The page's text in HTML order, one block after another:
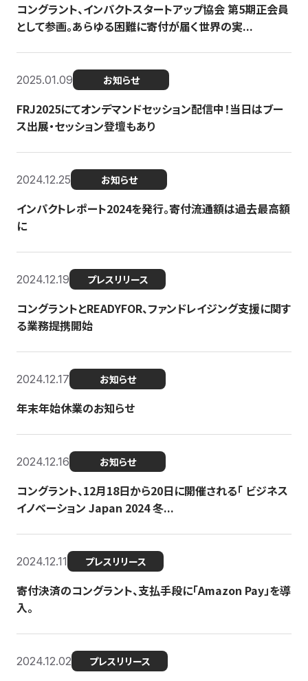
コングラント、インパクトスタートアップ協会 第5期正会員
として参画。あらゆる困難に寄付が届く世界の実...
2025.01.09 お知らせ
FRJ2025にてオンデマンドセッション配信中！当日はブー
ス出展・セッション登壇もあり
2024.12.25 お知らせ
インパクトレポート2024を発行。寄付流通額は過去最高額
に
2024.12.19 プレスリリース
コングラントとREADYFOR、ファンドレイジング支援に関す
る業務提携開始
2024.12.17 お知らせ
年末年始休業のお知らせ
2024.12.16 お知らせ
コングラント、12月18日から20日に開催される「 ビジネス
イノベーション Japan 2024 冬...
2024.12.11 プレスリリース
寄付決済のコングラント、支払手段に「Amazon Pay」を導
入。
2024.12.02 プレスリリース